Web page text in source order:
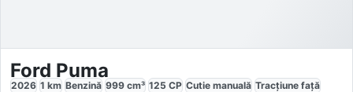
Ford Puma
2026 1 km Benzină 999 cm³ 125 CP Cutie manuală Tracțiune față